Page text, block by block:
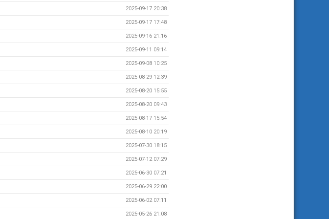
2025-09-17 20:38
2025-09-17 17:48
2025-09-16 21:16
2025-09-11 09:14
2025-09-08 10:25
2025-08-29 12:39
2025-08-20 15:55
2025-08-20 09:43
2025-08-17 15:54
2025-08-10 20:19
2025-07-30 18:15
2025-07-12 07:29
2025-06-30 07:21
2025-06-29 22:00
2025-06-02 07:11
2025-05-26 21:08